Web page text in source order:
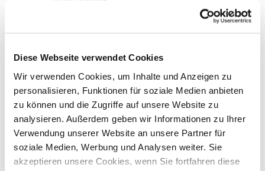
Diese Webseite verwendet Cookies
Wir verwenden Cookies, um Inhalte und Anzeigen zu
personalisieren, Funktionen für soziale Medien anbieten
zu können und die Zugriffe auf unsere Website zu
analysieren. Außerdem geben wir Informationen zu Ihrer
Verwendung unserer Website an unsere Partner für
soziale Medien, Werbung und Analysen weiter. Sie
akzeptieren unsere Cookies, wenn Sie fortfahren diese
4Antworten
21833 Zugriffe
Letzter Beitragvonmoneymaus
Di., 03. Mai 2016 14:01
Abholung Kontoauszüge
vonSauerland25»Do., 07. Apr 2016 13:04
5Antworten
23697 Zugriffe
Letzter Beitrag
von
Mo., 25. Apr 2016 09:44